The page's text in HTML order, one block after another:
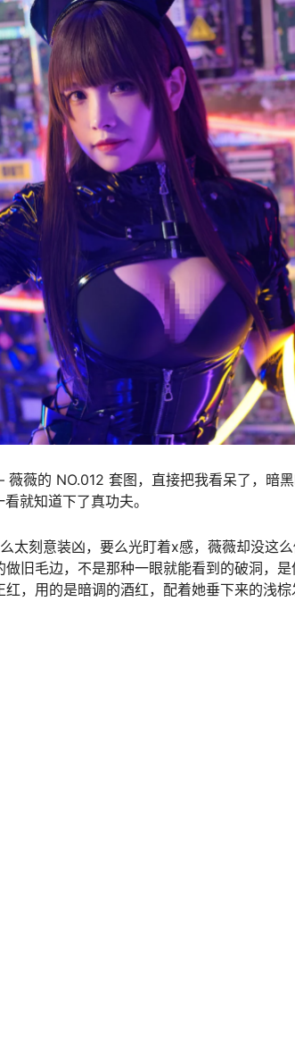
薇的 NO.012 套图，直接把我看呆了，暗
就知道下了真功夫。​
太刻意装凶，要么光盯着x感，薇薇却没这
旧毛边，不是那种一眼就能看到的破洞，是
，用的是暗调的酒红，配着她垂下来的浅